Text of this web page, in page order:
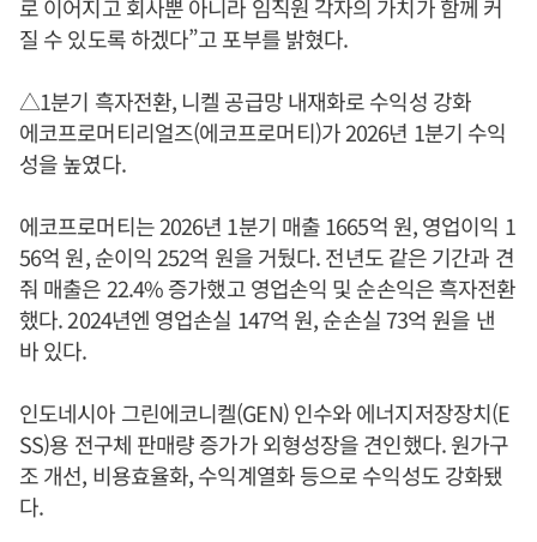
로 이어지고 회사뿐 아니라 임직원 각자의 가치가 함께 커
질 수 있도록 하겠다”고 포부를 밝혔다.
△1분기 흑자전환, 니켈 공급망 내재화로 수익성 강화
에코프로머티리얼즈(에코프로머티)가 2026년 1분기 수익
성을 높였다.
에코프로머티는 2026년 1분기 매출 1665억 원, 영업이익 1
56억 원, 순이익 252억 원을 거뒀다. 전년도 같은 기간과 견
줘 매출은 22.4% 증가했고 영업손익 및 순손익은 흑자전환
했다. 2024년엔 영업손실 147억 원, 순손실 73억 원을 낸
바 있다.
인도네시아 그린에코니켈(GEN) 인수와 에너지저장장치(E
SS)용 전구체 판매량 증가가 외형성장을 견인했다. 원가구
조 개선, 비용효율화, 수익계열화 등으로 수익성도 강화됐
다.